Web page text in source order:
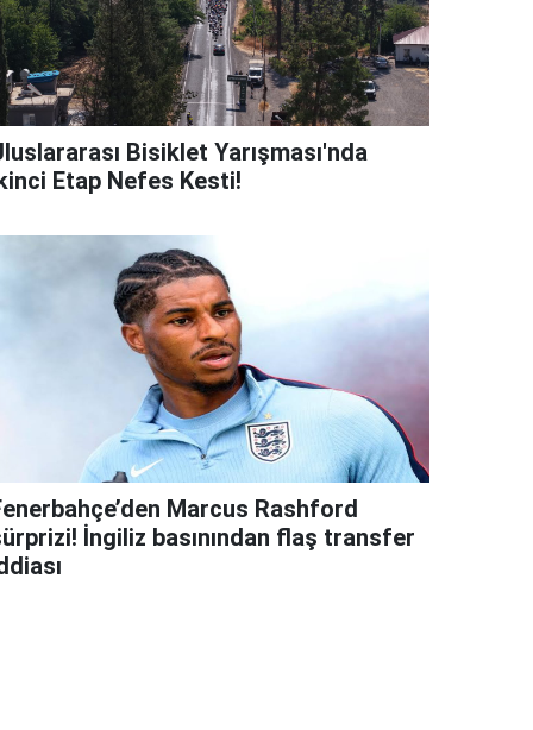
Bisiklet Yarışması'nda
Etap Nefes Kesti!
Marcus Rashford
İngiliz basınından flaş transfer